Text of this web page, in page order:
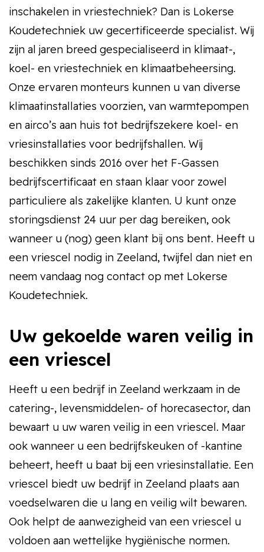
inschakelen in vriestechniek? Dan is Lokerse
Koudetechniek uw gecertificeerde specialist. Wij
zijn al jaren breed gespecialiseerd in klimaat-,
koel- en vriestechniek en klimaatbeheersing.
Onze ervaren monteurs kunnen u van diverse
klimaatinstallaties voorzien, van warmtepompen
en airco’s aan huis tot bedrijfszekere koel- en
vriesinstallaties voor bedrijfshallen. Wij
beschikken sinds 2016 over het F-Gassen
bedrijfscertificaat en staan klaar voor zowel
particuliere als zakelijke klanten. U kunt onze
storingsdienst 24 uur per dag bereiken, ook
wanneer u (nog) geen klant bij ons bent. Heeft u
een vriescel nodig in Zeeland, twijfel dan niet en
neem vandaag nog contact op met Lokerse
Koudetechniek.
Uw gekoelde waren veilig in
een vriescel
Heeft u een bedrijf in Zeeland werkzaam in de
catering-, levensmiddelen- of horecasector, dan
bewaart u uw waren veilig in een vriescel. Maar
ook wanneer u een bedrijfskeuken of -kantine
beheert, heeft u baat bij een vriesinstallatie. Een
vriescel biedt uw bedrijf in Zeeland plaats aan
voedselwaren die u lang en veilig wilt bewaren.
Ook helpt de aanwezigheid van een vriescel u
voldoen aan wettelijke hygiënische normen.